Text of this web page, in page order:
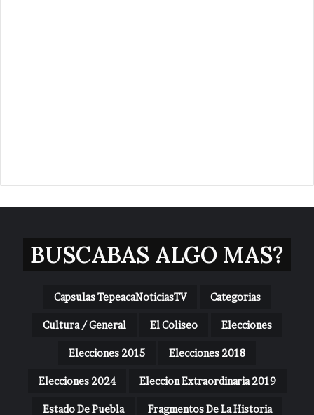
BUSCABAS ALGO MAS?
Capsulas TepeacaNoticiasTV Categorias
Cultura / General El Coliseo Elecciones
Elecciones 2015 Elecciones 2018
Elecciones 2024 Eleccion Extraordinaria 2019
Estado De Puebla Fragmentos De La Historia